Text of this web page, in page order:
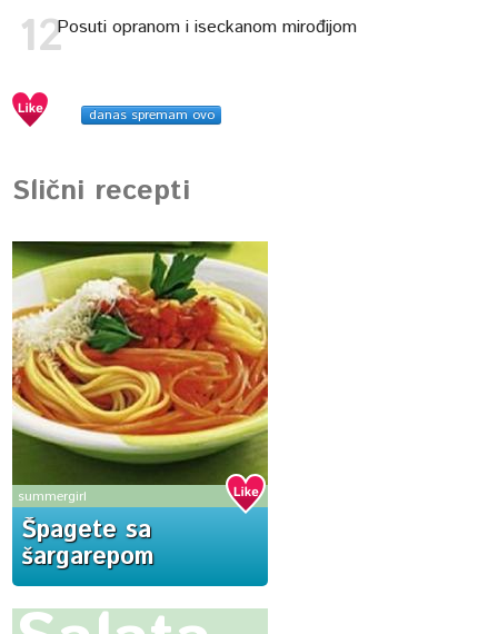
Posuti opranom i iseckanom mirođijom
danas spremam ovo
Slični recepti
summergirl
Špagete sa
šargarepom